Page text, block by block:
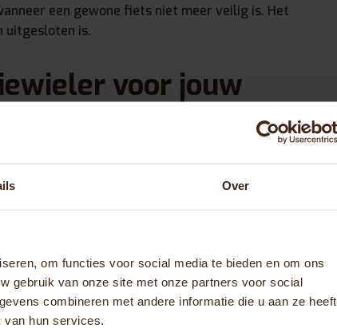
Over
om functies voor social media te bieden en om ons
gebruik van onze site met onze partners voor social
combineren met andere informatie die u aan ze heeft
van hun services.
een gewone fiets niet meer veilig is. Het
uitgesloten is.
voor jouw
mogelijkheden, zoals kracht in armen en
die je nodig hebt.
eenvoudige versnellingen belangrijk. Bij
cruciaal. Therapeutisch gebruik
gebieden volstaat een eenvoudige